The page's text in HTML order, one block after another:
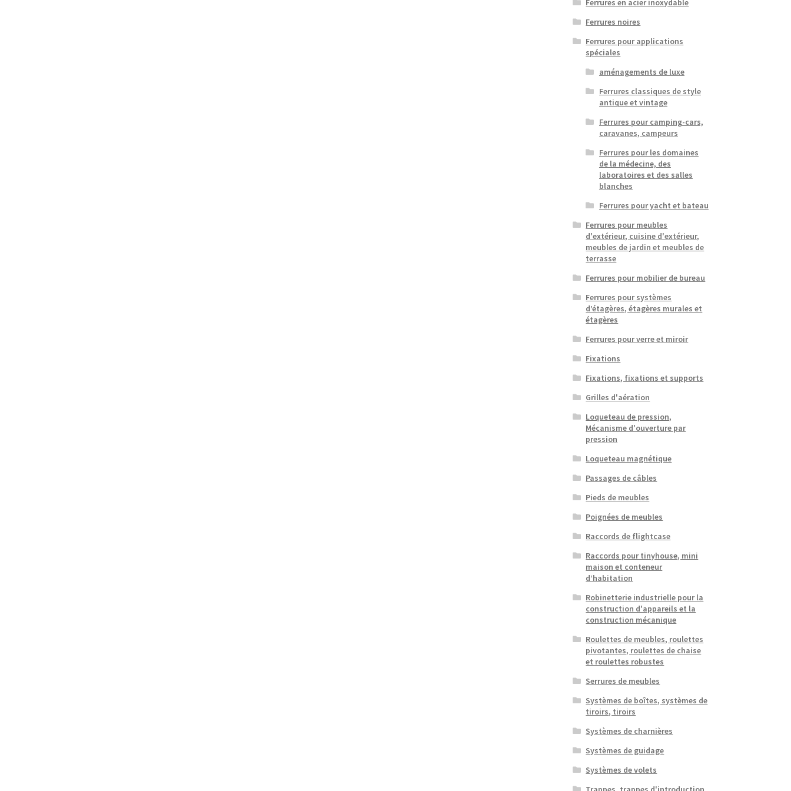
Ferrures en acier inoxydable
Ferrures noires
Ferrures pour applications
spéciales
aménagements de luxe
Ferrures classiques de style
antique et vintage
Ferrures pour camping-cars,
caravanes, campeurs
Ferrures pour les domaines
de la médecine, des
laboratoires et des salles
blanches
Ferrures pour yacht et bateau
Ferrures pour meubles
d'extérieur, cuisine d'extérieur,
meubles de jardin et meubles de
terrasse
Ferrures pour mobilier de bureau
Ferrures pour systèmes
d’étagères, étagères murales et
étagères
Ferrures pour verre et miroir
Fixations
Fixations, fixations et supports
Grilles d'aération
Loqueteau de pression,
Mécanisme d'ouverture par
pression
Loqueteau magnétique
Passages de câbles
Pieds de meubles
Poignées de meubles
Raccords de flightcase
Raccords pour tinyhouse, mini
maison et conteneur
d’habitation
Robinetterie industrielle pour la
construction d'appareils et la
construction mécanique
Roulettes de meubles, roulettes
pivotantes, roulettes de chaise
et roulettes robustes
Serrures de meubles
Systèmes de boîtes, systèmes de
tiroirs, tiroirs
Systèmes de charnières
Systèmes de guidage
Systèmes de volets